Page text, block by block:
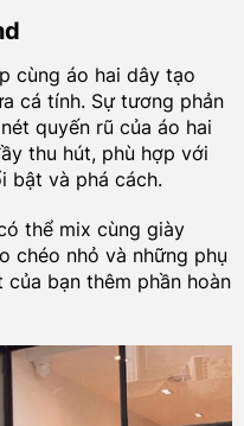
cùng áo hai dây tạo
cá tính. Sự tương phản
quyến rũ của áo hai
thu hút, phù hợp với
bật và phá cách.
thể mix cùng giày
chéo nhỏ và những phụ
bạn thêm phần hoàn